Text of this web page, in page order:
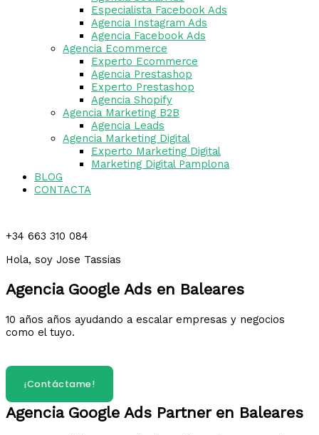
Especialista Facebook Ads
Agencia Instagram Ads
Agencia Facebook Ads
Agencia Ecommerce
Experto Ecommerce
Agencia Prestashop
Experto Prestashop
Agencia Shopify
Agencia Marketing B2B
Agencia Leads
Agencia Marketing Digital
Experto Marketing Digital
Marketing Digital Pamplona
BLOG
CONTACTA
+34 663 310 084
Hola, soy Jose Tassias
Agencia Google Ads en Baleares
10 años años ayudando a escalar empresas y negocios
como el tuyo.
¿Hablamos?
¡Contáctame!
Agencia Google Ads Partner en Baleares